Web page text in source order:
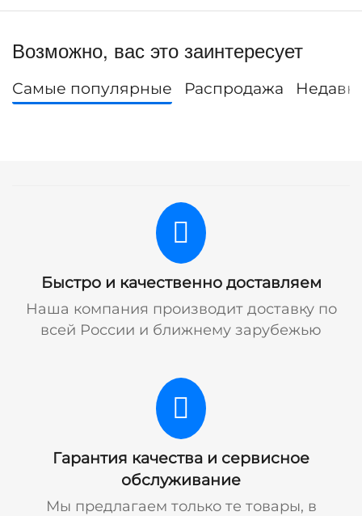
Возможно, вас это заинтересует
Самые популярные Распродажа
Быстро и качественно доставляем
Наша компания производит доставку по
всей России и ближнему зарубежью
Гарантия качества и сервисное
обслуживание
Мы предлагаем только те товары, в